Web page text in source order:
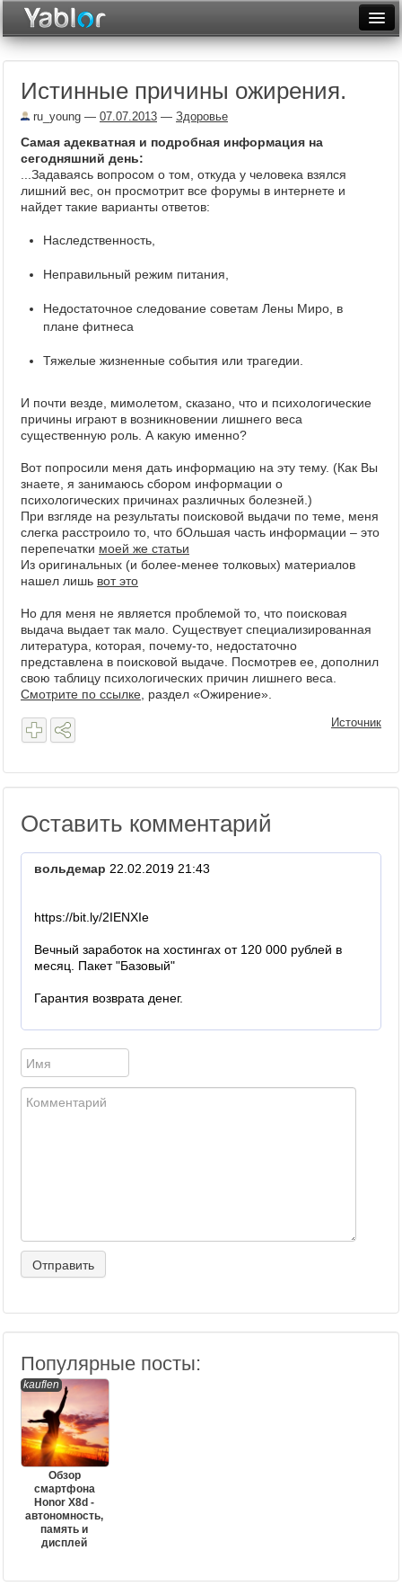
Неделя
Месяц
Архив
Истинные причины ожирения.
ru_young — 07.07.2013 — Здоровье
Самая адекватная и подробная информация на
сегодняшний день:
...Задаваясь вопросом о том, откуда у человека взялся
лишний вес, он просмотрит все форумы в интернете и
найдет такие варианты ответов:
Наследственность,
Неправильный режим питания,
Недостаточное следование советам Лены Миро, в
плане фитнеса
Тяжелые жизненные события или трагедии.
И почти везде, мимолетом, сказано, что и психологические
причины играют в возникновении лишнего веса
существенную роль. А какую именно?
Вот попросили меня дать информацию на эту тему. (Как Вы
знаете, я занимаюсь сбором информации о
психологических причинах различных болезней.)
При взгляде на результаты поисковой выдачи по теме, меня
слегка расстроило то, что бОльшая часть информации – это
перепечатки моей же статьи
Из оригинальных (и более-менее толковых) материалов
нашел лишь вот это
Но для меня не является проблемой то, что поисковая
выдача выдает так мало. Существует специализированная
литература, которая, почему-то, недостаточно
представлена в поисковой выдаче. Посмотрев ее, дополнил
свою таблицу психологических причин лишнего веса.
Смотрите по ссылке , раздел «Ожирение».
Источник
Оставить комментарий
вольдемар 22.02.2019 21:43
https://bit.ly/2IENXIe
Вечный заработок на хостингах от 120 000 рублей в
месяц. Пакет "Базовый"
Гарантия возврата денег.
Популярные посты:
kauflen
Обзор
смартфона
Honor X8d -
автономность,
память и
дисплей